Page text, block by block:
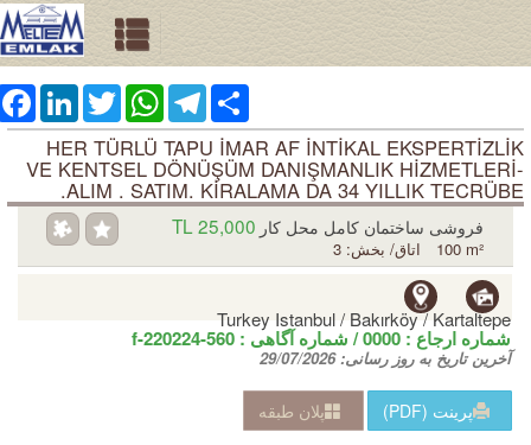
LinkedIn TwitterWhatsAppTelegram Share
HER TÜRLÜ TAPU İMAR AF İNTİKAL EKSPERTİZLİK
VE KENTSEL DÖNÜŞÜM DANIŞMANLIK HİZMETLERİ-
ALIM . SATIM. KİRALAMA DA 34 YILLIK TECRÜBE.
فروشی ساختمان کامل محل کار 25,000 TL
100 m² اتاق/ بخش: 3
Turkey Istanbul / Bakırköy/ Kartaltepe
شماره ارجاع : 0000/ شماره آگاهی‌ : f-220224-560
آخرین تاریخ به روز رسانی:29/07/2026
پرینت (PDF) پلان طبقه